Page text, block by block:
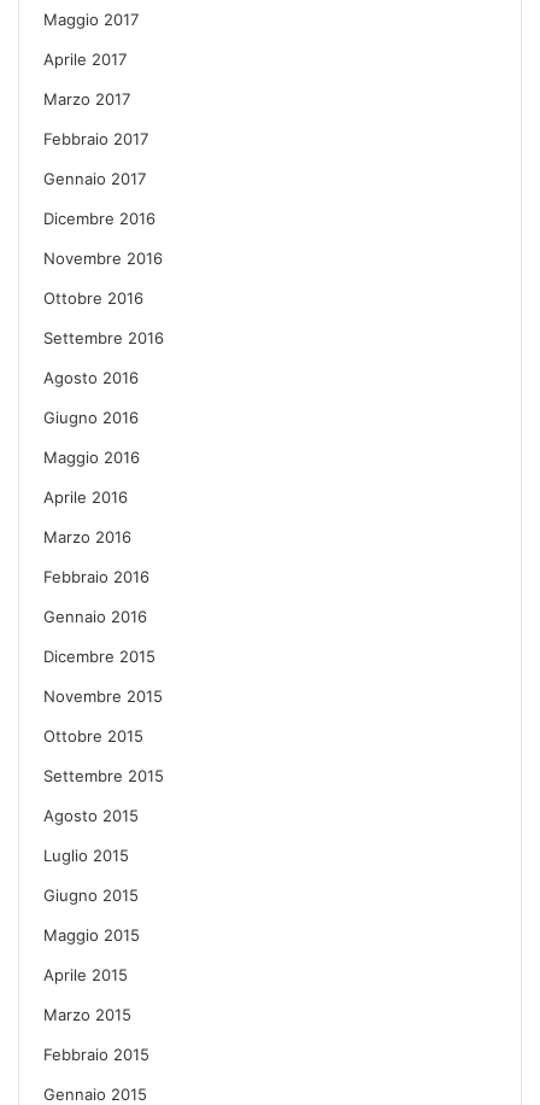
Maggio 2017
Aprile 2017
Marzo 2017
Febbraio 2017
Gennaio 2017
Dicembre 2016
Novembre 2016
Ottobre 2016
Settembre 2016
Agosto 2016
Giugno 2016
Maggio 2016
Aprile 2016
Marzo 2016
Febbraio 2016
Gennaio 2016
Dicembre 2015
Novembre 2015
Ottobre 2015
Settembre 2015
Agosto 2015
Luglio 2015
Giugno 2015
Maggio 2015
Aprile 2015
Marzo 2015
Febbraio 2015
Gennaio 2015